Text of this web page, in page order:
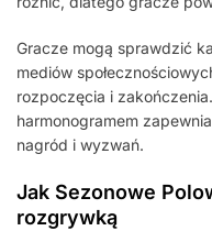
Gracze mogą sprawdzić
mediów
rozpoczęcia i
harmonogramem
nagród i wyzwań.
Jak Sezonowe
rozgrywką